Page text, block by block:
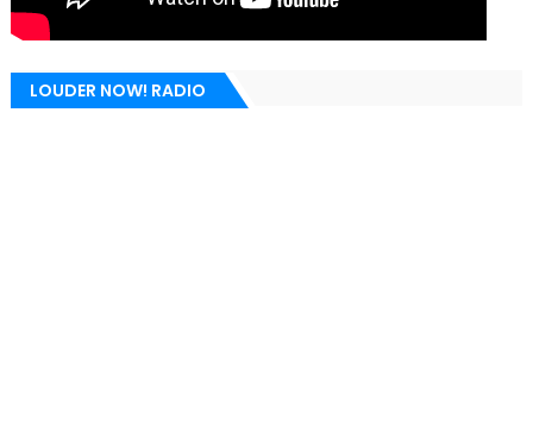
LOUDER NOW! RADIO